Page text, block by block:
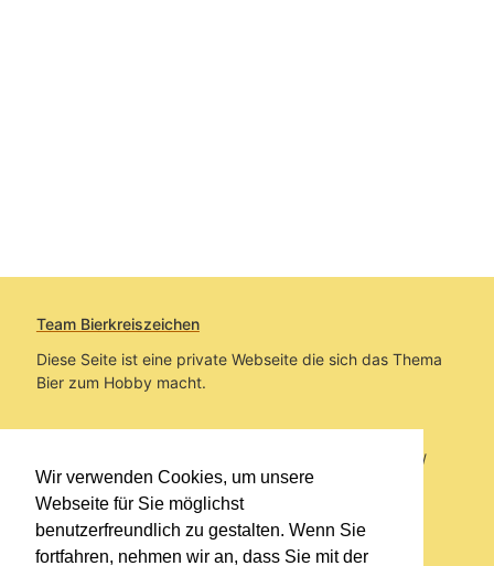
Wir verwenden Cookies, um unsere
Webseite für Sie möglichst
benutzerfreundlich zu gestalten. Wenn Sie
fortfahren, nehmen wir an, dass Sie mit der
Team Bierkreiszeichen
Diese Seite ist eine private Webseite die sich das Thema
Bier zum Hobby macht.
Sie befinden sich auf https://www.bierkreiszeichen.at/
im Pfad:Übers Bier/Brauereien
Erstellt: 2020-04-22